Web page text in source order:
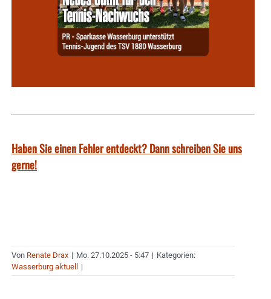
Haben Sie einen Fehler entdeckt? Dann schreiben Sie uns
gerne!
Von Renate Drax | Mo. 27.10.2025 - 5:47 | Kategorien:
Wasserburg aktuell
|